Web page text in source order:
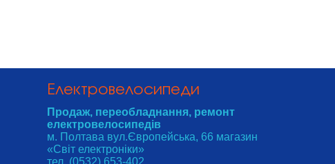
Електровелосипеди
Продаж, переобладнання, ремонт
електровелосипедів
м. Полтава вул.Європейська, 66 магазин
«Світ електроніки»
тел. (0532) 653-402